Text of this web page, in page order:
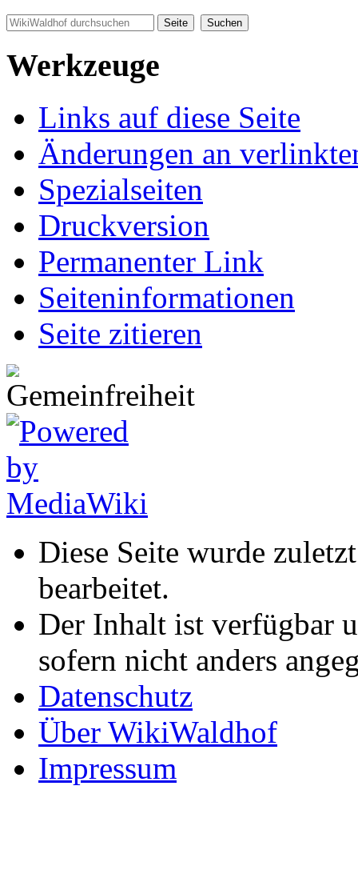
Werkzeuge
Links auf diese Seite
Änderungen an
Spezialseiten
Druckversion
Permanenter Link
Seiten­informationen
Seite zitieren
Diese Seite wurde
bearbeitet.
Der Inhalt ist verfügbar
sofern nicht anders
Datenschutz
Über WikiWaldhof
Impressum